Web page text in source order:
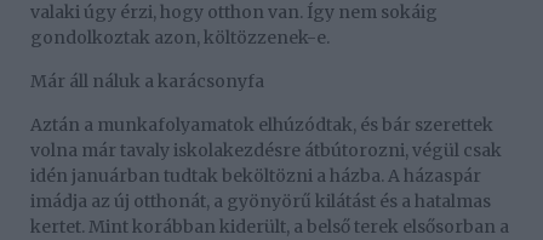
valaki úgy érzi, hogy otthon van. Így nem sokáig
gondolkoztak azon, költözzenek-e.
Már áll náluk a karácsonyfa
Aztán a munkafolyamatok elhúzódtak, és bár szerettek
volna már tavaly iskolakezdésre átbútorozni, végül csak
idén januárban tudtak beköltözni a házba. A házaspár
imádja az új otthonát, a gyönyörű kilátást és a hatalmas
kertet. Mint korábban kiderült, a belső terek elsősorban a